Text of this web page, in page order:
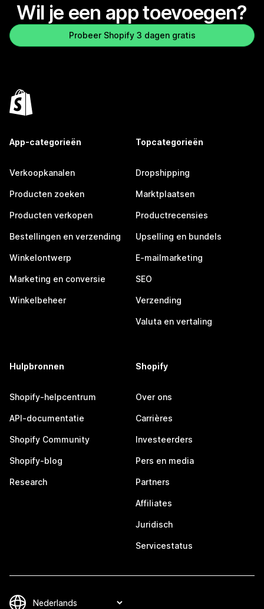
Wil je een app toevoegen?
Probeer Shopify 3 dagen gratis
App-categorieën
Verkoopkanalen
Producten zoeken
Producten verkopen
Bestellingen en verzending
Winkelontwerp
Marketing en conversie
Winkelbeheer
Topcategorieën
Dropshipping
Marktplaatsen
Productrecensies
Upselling en bundels
E-mailmarketing
SEO
Verzending
Valuta en vertaling
Hulpbronnen
Shopify-helpcentrum
API-documentatie
Shopify Community
Shopify-blog
Research
Shopify
Over ons
Carrières
Investeerders
Pers en media
Partners
Affiliates
Juridisch
Servicestatus